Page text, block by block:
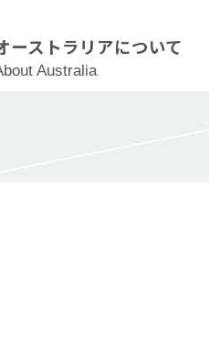
ーストラリアについて
Australia